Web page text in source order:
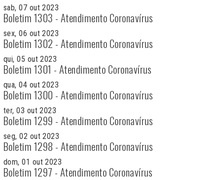
sab, 07 out 2023
Boletim 1303 - Atendimento Coronavírus
sex, 06 out 2023
Boletim 1302 - Atendimento Coronavírus
qui, 05 out 2023
Boletim 1301 - Atendimento Coronavírus
qua, 04 out 2023
Boletim 1300 - Atendimento Coronavírus
ter, 03 out 2023
Boletim 1299 - Atendimento Coronavírus
seg, 02 out 2023
Boletim 1298 - Atendimento Coronavírus
dom, 01 out 2023
Boletim 1297 - Atendimento Coronavírus